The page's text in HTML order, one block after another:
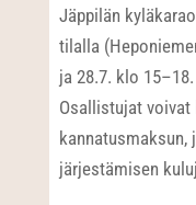
Jäppilän
tilalla
ja 28.7. klo
Osallistujat voivat
kannatusmaksun,
järjestämisen